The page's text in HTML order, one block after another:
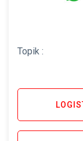
Topik :